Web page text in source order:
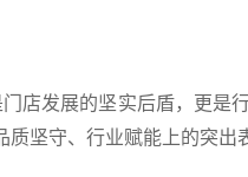
店发展的坚实后盾，更是
质坚守、行业赋能上的突出